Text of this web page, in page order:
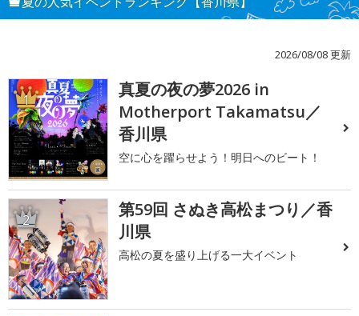
2026/08/08 更新
1
真夏の夜の夢2026 in
Motherport Takamatsu／
香川県
空に心を躍らせよう！明日へのビート！
2
第59回 さぬき高松まつり／香
川県
高松の夏を盛り上げる一大イベント